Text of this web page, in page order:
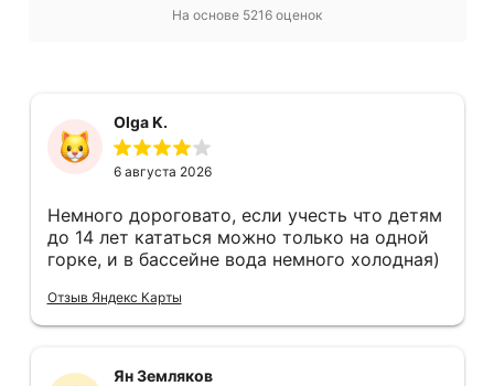
На основе 5216 оценок
Olga K.
6 августа 2026
Немного дороговато, если учесть что детям
до 14 лет кататься можно только на одной
горке, и в бассейне вода немного холодная)
Отзыв Яндекс Карты
Ян Земляков